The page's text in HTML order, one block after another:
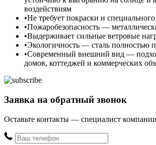
воздействиям
Не требует покраски и специального
Пожаробезопасность —
Выдерживает сильные ветровые
Экологичность — сталь полностью
Современный внешний вид —
домов, коттеджей и коммерческих
Заявка на обратный звонок
Оставьте контакты — специалист